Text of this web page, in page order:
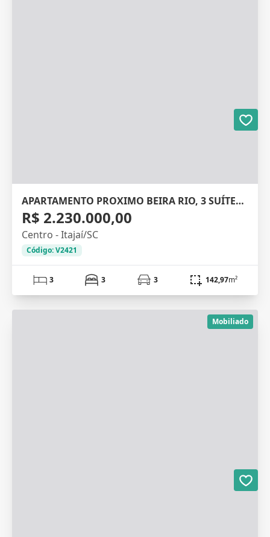
APARTAMENTO PROXIMO BEIRA RIO, 3 SUÍTES, 142M²
R$ 2.230.000,00
Centro - Itajaí/SC
Código: V2421
3 3 3 142,97m²
Mobiliado